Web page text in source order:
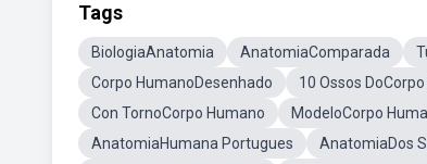
Tags
BiologiaAnatomia AnatomiaComparada
Corpo HumanoDesenhado
10 Ossos
Con TornoCorpo Humano
ModeloCorpo
AnatomiaHumana Portugues
AnatomiaDos